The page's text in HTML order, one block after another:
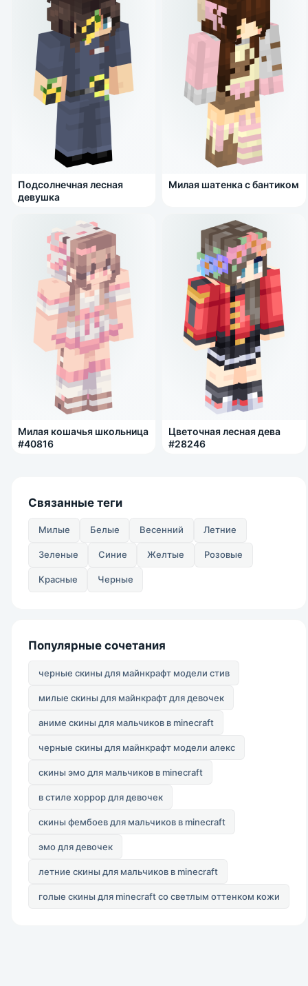
Подсолнечная лесная
девушка
Милая шатенка с бантиком
Милая кошачья школьница
#40816
Цветочная лесная дева
#28246
Связанные теги
Милые Белые Весенний Летние
Зеленые Синие Желтые Розовые
Красные Черные
Популярные сочетания
черные скины для майнкрафт модели стив
милые скины для майнкрафт для девочек
аниме скины для мальчиков в minecraft
черные скины для майнкрафт модели алекс
скины эмо для мальчиков в minecraft
в стиле хоррор для девочек
скины фембоев для мальчиков в minecraft
эмо для девочек
летние скины для мальчиков в minecraft
голые скины для minecraft со светлым оттенком кожи